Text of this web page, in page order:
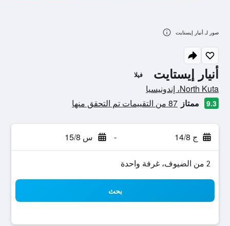
أنيار إيستايت فيلا
تقييم فئة 0
North Kuta، إندونيسيا
9.3 ممتاز 87 من التقييمات تم التحقق منها
ج 14/8 - س 15/8
2 من الضيوف، غرفة واحدة
بحث
صور لـ أنيار إيستايت